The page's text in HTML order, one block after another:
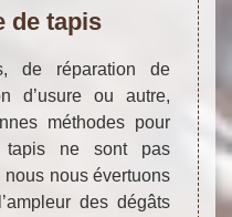
de tapis
de réparation de
d’usure ou autre,
méthodes pour
tapis ne sont pas
nous nous évertuons
des dégâts